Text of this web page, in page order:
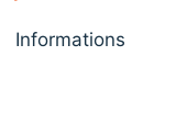
Informations